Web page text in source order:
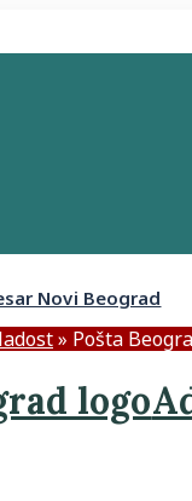
Novi Beograd
» Pošta